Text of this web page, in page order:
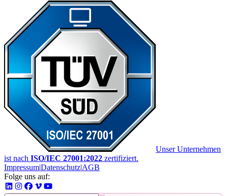
Unser Unternehmen
ist nach ISO/IEC 27001:2022 zertifiziert.
Impressum|Datenschutz|AGB
Folge uns auf: